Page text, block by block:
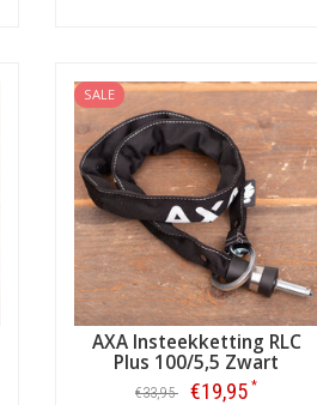
SALE
AXA Insteekketting RLC
Plus 100/5,5 Zwart
€33,95 €19,95 *